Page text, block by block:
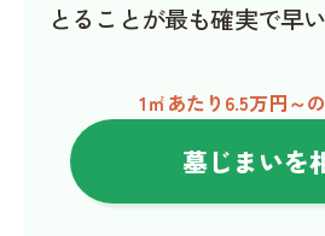
とることが最も確実で早
1㎡あたり6.5万円～
墓じまいを